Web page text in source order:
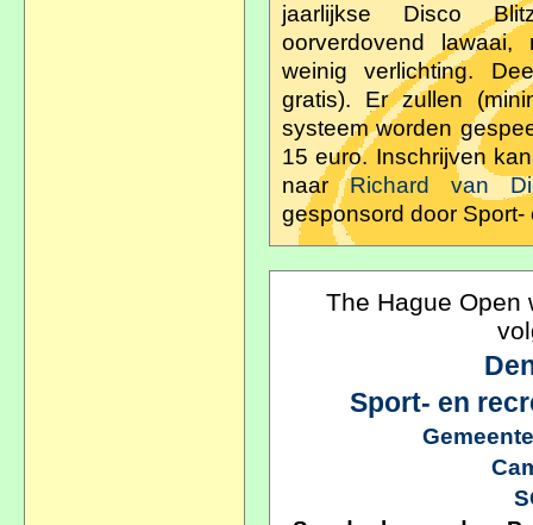
jaarlijkse Disco
oorverdovend
weinig verlichting.
gratis). Er zullen
systeem worden
15 euro. Inschrijven
naarRichard van
gesponsord door
The Hague Open
Sport- en